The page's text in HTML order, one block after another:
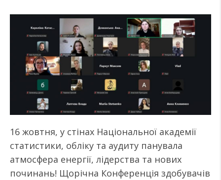
16 жовтня, у стінах Національної академії
статистики, обліку та аудиту панувала
атмосфера енергії, лідерства та нових
починань! Щорічна Конференція здобувачів